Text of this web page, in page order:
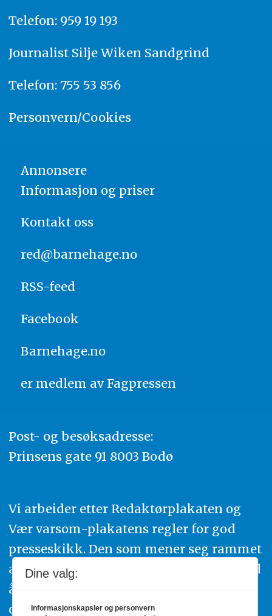
Telefon: 959 19 193
Journalist Silje Wiken Sandgrind
Telefon: 755 53 856
Personvern/Cookies
Annonsere
Informasjon og priser
Kontakt oss
red@barnehage.no
RSS-feed
Facebook
Barnehage.no
er medlem av Fagpressen
Post- og besøksadresse:
Prinsens gate 91 8003 Bodø
Vi arbeider etter Redaktørplakaten og
Vær varsom-plakatens regler for god
presseskikk. Den som mener seg rammet
av urettmessig publisering, oppfordres til
å ta kontakt med redaksjonen. Du kan
også klage inn saker til Pressens Faglige
Dine valg:
Informasjonskapsler og personvern